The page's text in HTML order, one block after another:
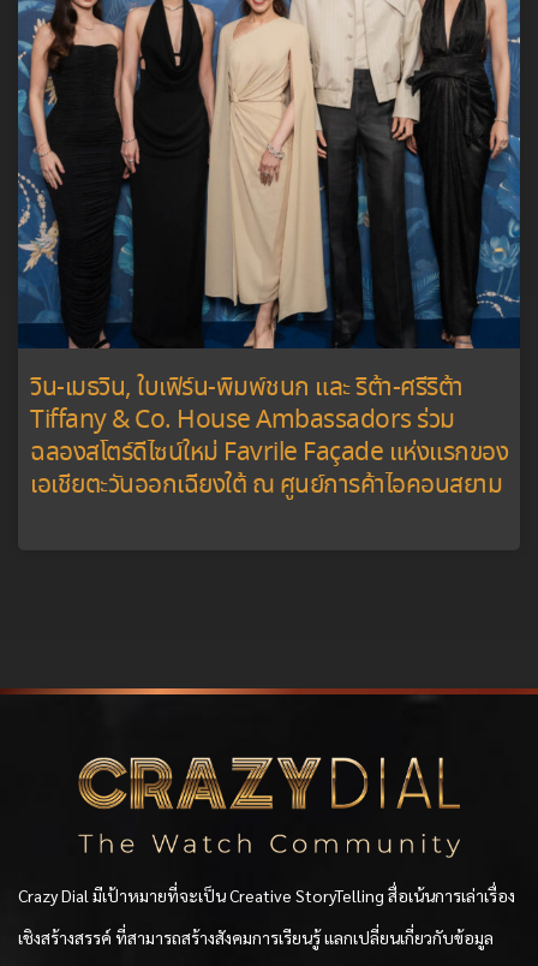
วิน-เมธวิน, ใบเฟิร์น-พิมพ์ชนก และ ริต้า-ศรีริต้า
Tiffany & Co. House Ambassadors ร่วม
ฉลองสโตร์ดีไซน์ใหม่ Favrile Façade แห่งแรกของ
เอเชียตะวันออกเฉียงใต้ ณ ศูนย์การค้าไอคอนสยาม
Crazy Dial มีเป้าหมายที่จะเป็น Creative StoryTelling สื่อเน้นการเล่าเรื่อง
เชิงสร้างสรรค์ ที่สามารถสร้างสังคมการเรียนรู้ แลกเปลี่ยนเกี่ยวกับข้อมูล